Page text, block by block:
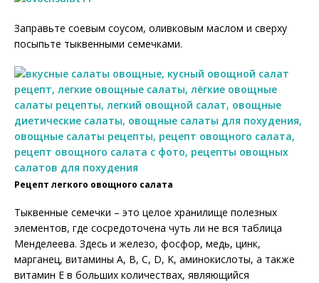
Заправьте соевым соусом, оливковым маслом и сверху
посыпьте тыквенными семечками.
Рецепт легкого овощного салата
Тыквенные семечки – это целое хранилище полезных
элементов, где сосредоточена чуть ли не вся таблица
Менделеева. Здесь и железо, фосфор, медь, цинк,
марганец, витамины А, В, C, D, K, аминокислоты, а также
витамин Е в больших количествах, являющийся